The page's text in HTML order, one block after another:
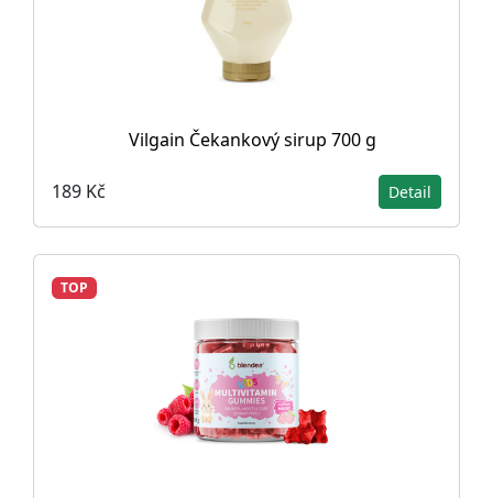
Vilgain Čekankový sirup 700 g
189 Kč Detail
TOP